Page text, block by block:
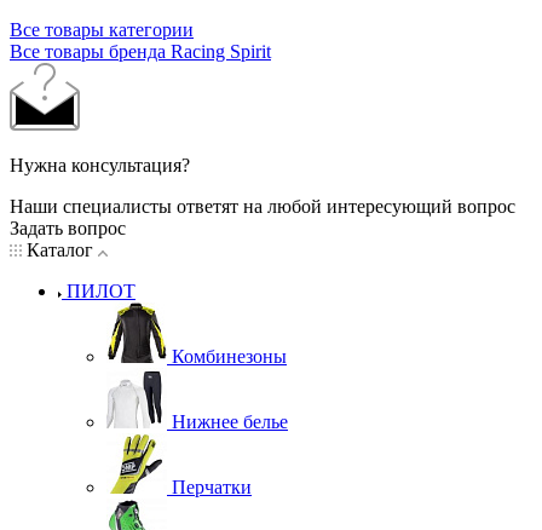
Все товары категории
Все товары бренда Racing Spirit
Нужна консультация?
Наши специалисты ответят на любой интересующий вопрос
Задать вопрос
Каталог
ПИЛОТ
Комбинезоны
Нижнее белье
Перчатки